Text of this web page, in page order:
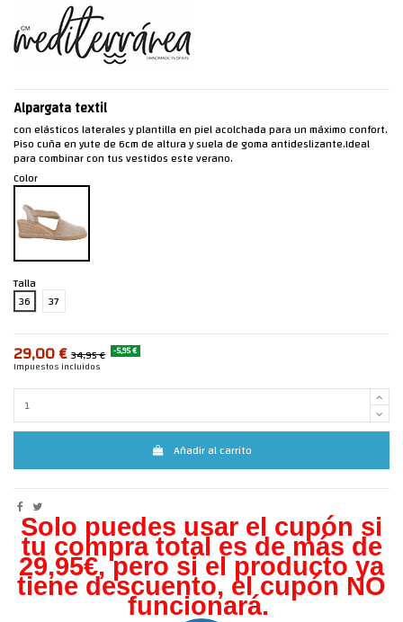
Alpargata textil
con elásticos laterales y plantilla en piel acolchada para un máximo confort.
Piso cuña en yute de 6cm de altura y suela de goma antideslizante.Ideal
para combinar con tus vestidos este verano.
Color
Talla
36
37
29,00 € 34,95 € -5,95 €
Impuestos incluidos
Añadir al carrito
Solo puedes usar el cupón si
tu compra total es de más de
29,95€, pero si el producto ya
tiene descuento, el cupón NO
funcionará.